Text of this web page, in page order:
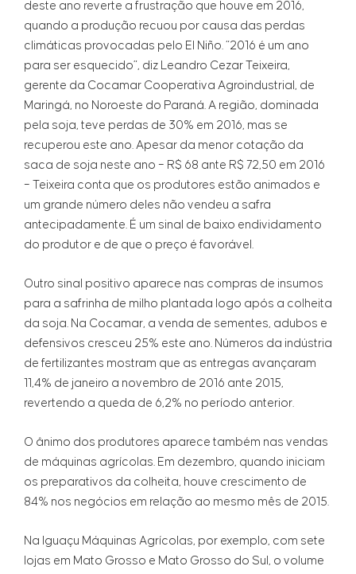
deste ano reverte a frustração que houve em 2016,
quando a produção recuou por causa das perdas
climáticas provocadas pelo El Niño. “2016 é um ano
para ser esquecido”, diz Leandro Cezar Teixeira,
gerente da Cocamar Cooperativa Agroindustrial, de
Maringá, no Noroeste do Paraná. A região, dominada
pela soja, teve perdas de 30% em 2016, mas se
recuperou este ano. Apesar da menor cotação da
saca de soja neste ano – R$ 68 ante R$ 72,50 em 2016
– Teixeira conta que os produtores estão animados e
um grande número deles não vendeu a safra
antecipadamente. É um sinal de baixo endividamento
do produtor e de que o preço é favorável.
Outro sinal positivo aparece nas compras de insumos
para a safrinha de milho plantada logo após a colheita
da soja. Na Cocamar, a venda de sementes, adubos e
defensivos cresceu 25% este ano. Números da indústria
de fertilizantes mostram que as entregas avançaram
11,4% de janeiro a novembro de 2016 ante 2015,
revertendo a queda de 6,2% no período anterior.
O ânimo dos produtores aparece também nas vendas
de máquinas agrícolas. Em dezembro, quando iniciam
os preparativos da colheita, houve crescimento de
84% nos negócios em relação ao mesmo mês de 2015.
Na Iguaçu Máquinas Agrícolas, por exemplo, com sete
lojas em Mato Grosso e Mato Grosso do Sul, o volume